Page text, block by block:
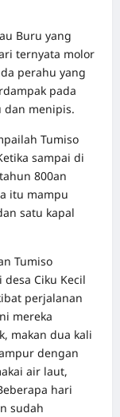
Buru yang
ternyata molor
perahu yang
pada
dan menipis.
Tumiso
sampai di
800an
itu mampu
satu kapal
Tumiso
Ciku Kecil
perjalanan
mereka
makan dua kali
dengan
air laut,
hari
sudah